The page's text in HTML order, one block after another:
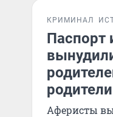
КРИМИНАЛ
Паспорт
Аферисты